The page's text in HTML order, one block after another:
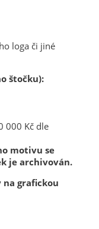
loga či jiné
štočku):
000 Kč dle
motivu se
je archivován.
grafickou